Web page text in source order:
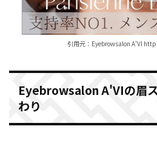
引用元：Eyebrowsalon A'VI
Eyebrowsalon A'VIの眉
わり